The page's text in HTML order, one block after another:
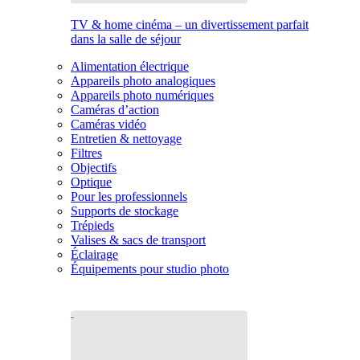
TV & home cinéma – un divertissement parfait
dans la salle de séjour
Alimentation électrique
Appareils photo analogiques
Appareils photo numériques
Caméras d’action
Caméras vidéo
Entretien & nettoyage
Filtres
Objectifs
Optique
Pour les professionnels
Supports de stockage
Trépieds
Valises & sacs de transport
Éclairage
Équipements pour studio photo